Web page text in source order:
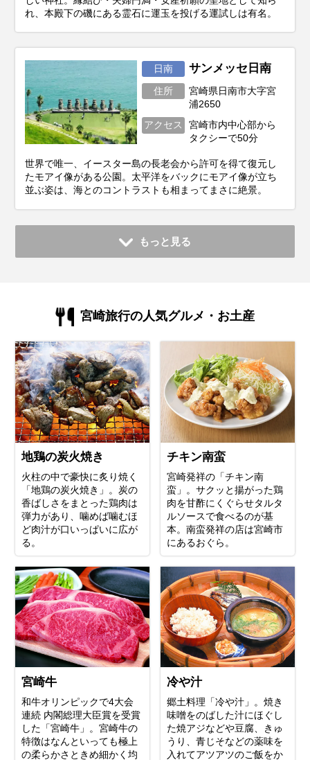
れ、本殿下の磯にある霊石に運玉を投げる運試しは有名。
日南 サンメッセ日南
住所
宮崎県日南市大字宮
浦2650
アクセス
宮崎市内中心部から
タクシーで50分
世界で唯一、イースター島の長老会から許可を得て復元し
たモアイ像がある公園。太平洋をバックにモアイ像が立ち
並ぶ姿は、海とのコントラストも相まってまさに絶景。
もっと見る
宮崎旅行の人気グルメ・お土産
地鶏の炭火焼き
火柱の中で豪快に炙り焼く
「地鶏の炭火焼き」。炭の
香ばしさをまとった鶏肉は
弾力があり、噛めば噛むほ
ど肉汁が口いっぱいに広が
る。
チキン南蛮
宮崎発祥の「チキン南
蛮」。サクッと揚がった鶏
肉を甘酢にくぐらせタルタ
ルソースで食べるのが基
本。南蛮発祥の店は宮崎市
にあるおぐら。
宮崎牛
和牛オリンピックで4大会
連続 内閣総理大臣賞を受賞
した「宮崎牛」。宮崎牛の
特徴はなんといっても極上
の柔らかさときめ細かく均
冷や汁
郷土料理「冷や汁」。焼き
味噌をのばした汁にほぐし
た焼アジなどや豆腐、きゅ
うり、青じそなどの薬味を
入れてアツアツのご飯をか